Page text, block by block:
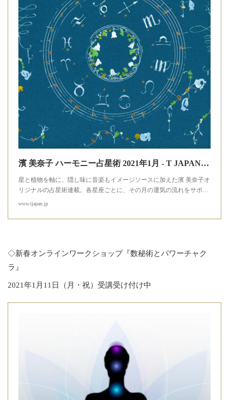
濱 美奈子 ハーモニー占星術 2021年1月 - T JAPAN:The New York Times Style Magazine 公式サイト
星と植物を軸に、隠し味に音楽もイメージソースに加えた濱 美奈子オ
リジナルの占星術連載。各星座ごとに、その月の運気の流れをサポ…
www.tjapan.jp
◇新春オンラインワークショップ『数秘術とパワーチャク
ラ』
2021年1月11日（月・祝）受講受け付け中